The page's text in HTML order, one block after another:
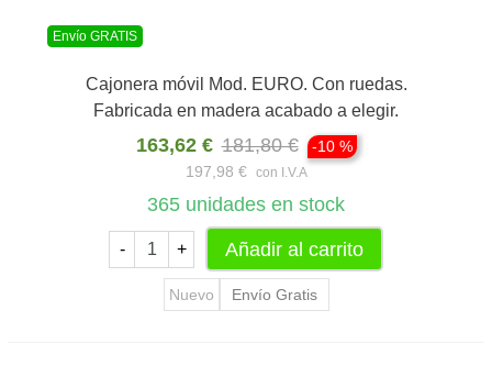
Envío GRATIS
Cajonera móvil Mod. EURO. Con ruedas.
Fabricada en madera acabado a elegir.
163,62 € 181,80 €
-10 %
197,98 €
con I.V.A
365 unidades en stock
- + Añadir al carrito
Nuevo Envío Gratis